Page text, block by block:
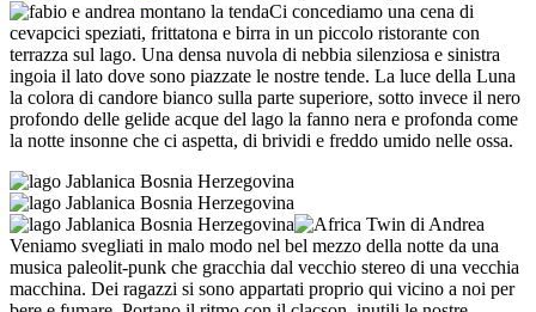
Ci concediamo una cena di
cevapcici speziati, frittatona e birra in un piccolo ristorante con
terrazza sul lago. Una densa nuvola di nebbia silenziosa e sinistra
ingoia il lato dove sono piazzate le nostre tende. La luce della Luna
la colora di candore bianco sulla parte superiore, sotto invece il nero
profondo delle gelide acque del lago la fanno nera e profonda come
la notte insonne che ci aspetta, di brividi e freddo umido nelle ossa.
Veniamo svegliati in malo modo nel bel mezzo della notte da una
musica paleolit-punk che gracchia dal vecchio stereo di una vecchia
macchina. Dei ragazzi si sono appartati proprio qui vicino a noi per